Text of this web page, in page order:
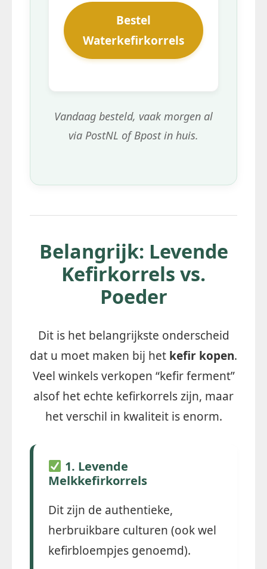
Bestel
Waterkefirkorrels
Vandaag besteld, vaak morgen al
via PostNL of Bpost in huis.
Belangrijk: Levende
Kefirkorrels vs.
Poeder
Dit is het belangrijkste onderscheid
dat u moet maken bij het kefir kopen.
Veel winkels verkopen “kefir ferment”
alsof het echte kefirkorrels zijn, maar
het verschil in kwaliteit is enorm.
1. Levende
Melkkefirkorrels
Dit zijn de authentieke,
herbruikbare culturen (ook wel
kefirbloempjes genoemd).